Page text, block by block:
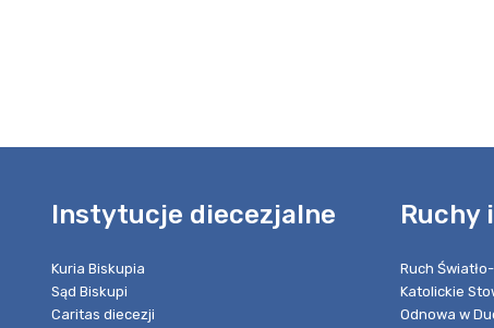
Instytucje diecezjalne
Kuria Biskupia
Sąd Biskupi
Caritas diecezji
Ruchy
Ruch
Katolickie
Odnowa w